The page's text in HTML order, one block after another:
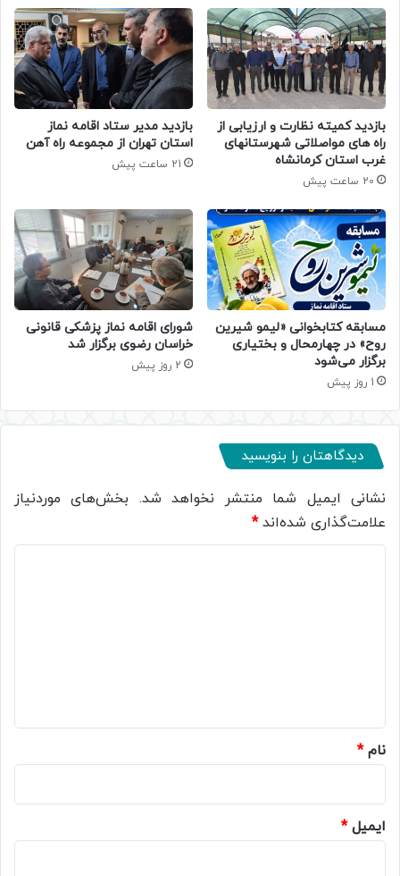
بازدید کمیته نظارت و ارزیابی از
راه های مواصلاتی شهرستانهای
غرب استان کرمانشاه
20 ساعت پیش
بازدید مدیر ستاد اقامه نماز
استان تهران از مجموعه راه آهن
21 ساعت پیش
مسابقه کتابخوانی «لیمو شیرین
روح» در چهارمحال و بختیاری
برگزار می‌شود
1 روز پیش
شورای اقامه نماز پزشکی قانونی
خراسان رضوی برگزار شد
2 روز پیش
دیدگاهتان را بنویسید
نشانی ایمیل شما منتشر نخواهد شد. بخش‌های موردنیاز
علامت‌گذاری شده‌اند*
نام*
ایمیل*